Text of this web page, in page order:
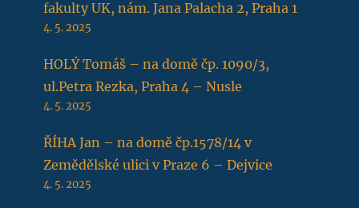
fakulty UK, nám. Jana Palacha 2, Praha 1
4. 5. 2025
HOLÝ Tomáš – na domě čp. 1090/3,
ul.Petra Rezka, Praha 4 – Nusle
4. 5. 2025
ŘÍHA Jan – na domě čp.1578/14 v
Zemědělské ulici v Praze 6 – Dejvice
4. 5. 2025